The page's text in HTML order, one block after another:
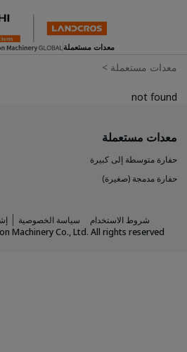
معدات مستعملة
معدات مستعملة >
not found
معدات مستعملة
حفارة متوسطة إلى كبيرة
حفارة مدمجة (صغيرة)
شروط الاستخدام سياسة الخصوصية
Machinery Co., Ltd. All rights reserved